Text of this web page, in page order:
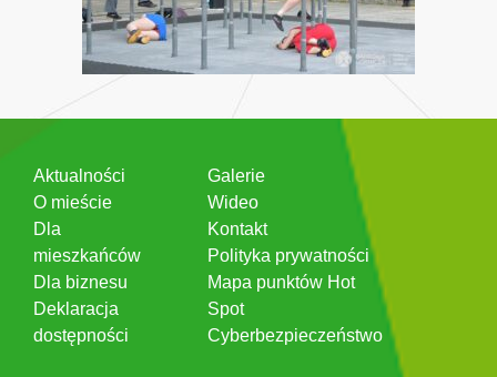
Aktualności
O mieście
Dla
mieszkańców
Dla biznesu
Deklaracja
dostępności
Galerie
Wideo
Kontakt
Polityka prywatności
Mapa punktów Hot
Spot
Cyberbezpieczeństwo